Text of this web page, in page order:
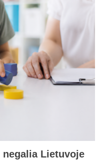
negalia Lietuvoje